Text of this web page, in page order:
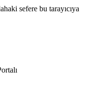
sefere bu tarayıcıya